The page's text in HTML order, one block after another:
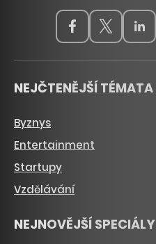
NEJČTENĚJŠÍ TÉMATA
Byznys
Entertainment
Startupy
Vzdělávání
NEJNOVĚJŠÍ SPECIÁLY